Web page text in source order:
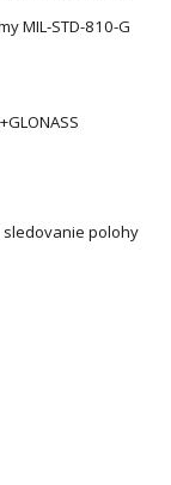
MIL-STD-810-G
polohy